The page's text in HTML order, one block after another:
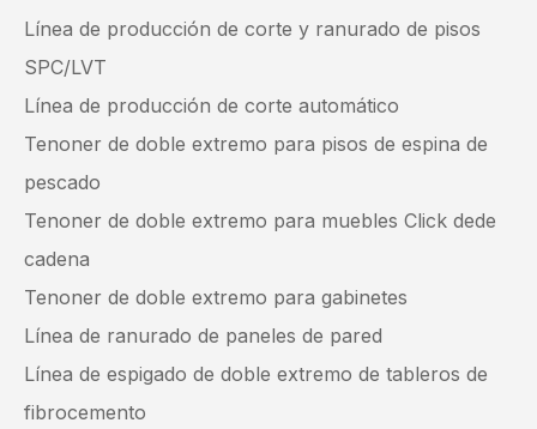
Línea de producción de corte y ranurado de pisos
SPC/LVT
Línea de producción de corte automático
Tenoner de doble extremo para pisos de espina de
pescado
Tenoner de doble extremo para muebles Click dede
cadena
Tenoner de doble extremo para gabinetes
Línea de ranurado de paneles de pared
Línea de espigado de doble extremo de tableros de
fibrocemento